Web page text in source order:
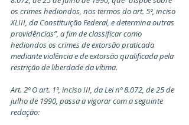
os crimes hediondos, nos termos do art. 5º, inciso
XLIII, da Constituição Federal, e determina outras
providências”, a fim de classificar como
hediondos os crimes de extorsão praticada
mediante violência e de extorsão qualificada pela
restrição de liberdade da vítima.
Art. 2º O art. 1º, inciso III, da Lei nº 8.072, de 25 de
julho de 1990, passa a vigorar com a seguinte
redação: